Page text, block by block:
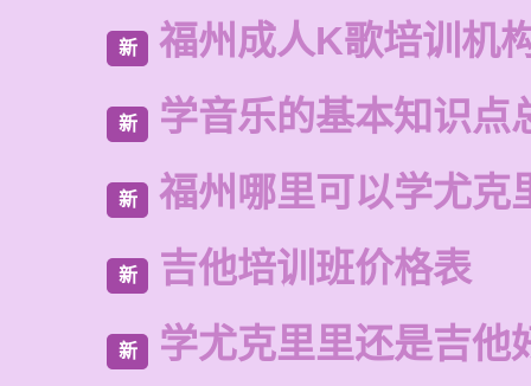
新 福州成人K歌培训机
新 学音乐的基本知识点
新 福州哪里可以学尤克
新 吉他培训班价格表
新 学尤克里里还是吉他